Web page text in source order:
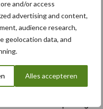
and/or access
advertising and content,
audience research,
geolocation data, and
Alles accepteren
breidt uit naar
gamma
uit